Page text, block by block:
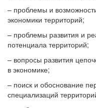
– проблемы и
экономики территорий;
– проблемы развития и
потенциала территорий;
– вопросы развития
в экономике;
– поиск и обоснование
специализаций